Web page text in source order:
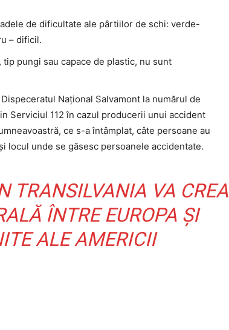
de dificultate ale pârtiilor de schi: verde-
– dificil.
pungi sau capace de plastic, nu sunt
Național Salvamont la numărul de
Serviciul 112 în cazul producerii unui accident
ce s-a întâmplat, câte persoane au
locul unde se găsesc persoanele accidentate.
TRANSILVANIA VA CREA
ÎNTRE EUROPA ȘI
ALE AMERICII